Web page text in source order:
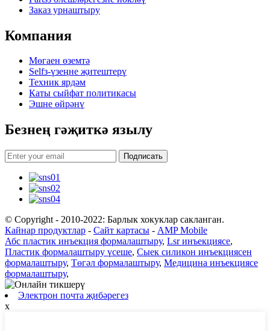
Заказ урнаштыру
Компания
Мөгаен өземтә
Selfз-үзеңне җитештерү
Техник ярдәм
Каты сыйфат политикасы
Эшне өйрәнү
Безнең гәҗиткә язылу
Подписать
© Copyright - 2010-2022: Барлык хокуклар сакланган.
Кайнар продуктлар - Сайт картасы - AMP Mobile
Абс пластик инъекция формалаштыру, Lsr инъекциясе,
Пластик формалаштыру үсеше, Сыек силикон инъекциясен
формалаштыру, Төгәл формалаштыру, Медицина инъекциясе
формалаштыру,
Электрон почта җибәрегез
x